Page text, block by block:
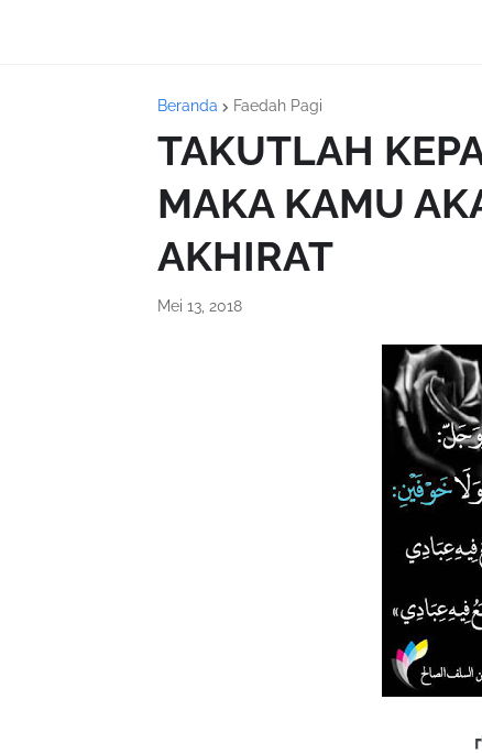
Beranda Faedah Pagi
TAKUTLAH
MAKA KAMU
AKHIRAT
Mei 13, 2018